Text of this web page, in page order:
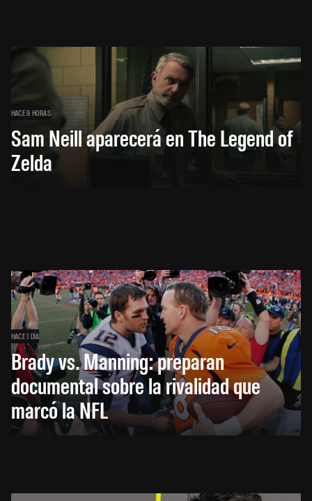
HACE 9 HORAS
Sam Neill aparecerá en The Legend of
Zelda
HACE 1 DÍA
Brady vs. Manning: preparan
documental sobre la rivalidad que
marcó la NFL